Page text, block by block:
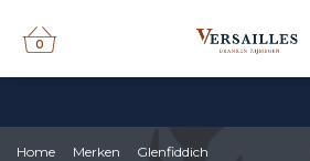
0
0
Home Merken Glenfiddich